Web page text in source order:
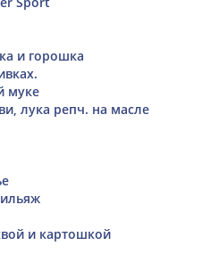
и горошка
муке
лука репч. на масле
и картошкой